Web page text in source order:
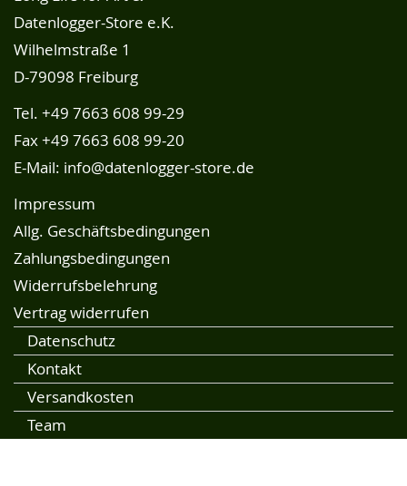
Datenlogger-Store e.K.
Wilhelmstraße 1
D-79098 Freiburg
Tel. +49 7663 608 99-29
Fax +49 7663 608 99-20
E-Mail: info@datenlogger-store.de
Impressum
Allg. Geschäftsbedingungen
Zahlungsbedingungen
Widerrufsbelehrung
Vertrag widerrufen
Datenschutz
Kontakt
Versandkosten
Team